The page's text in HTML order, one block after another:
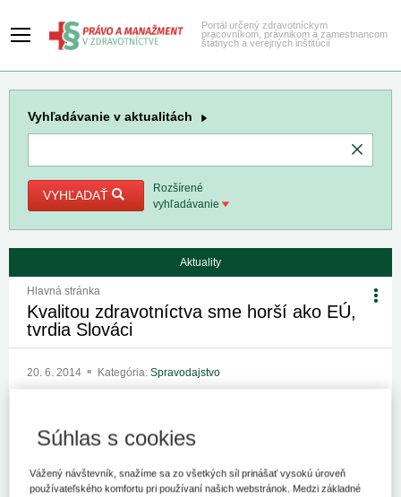
Portál určený zdravotníckym
pracovníkom, právnikom a zamestnancom
štátnych a verejných inštitúcií
Vyhľadávanie v aktualitách
VYHĽADAŤ
Rozšírené
vyhľadávanie
Aktuality
Hlavná stránka
Kvalitou zdravotníctva sme horší ako EÚ,
tvrdia Slováci
20. 6. 2014 Kategória: Spravodajstvo
iných krajinách Európskej únie.
Viac ako polovica opýtaných Slovákov si myslí, že naše
zdravotníctvo je v porovnaní s inými krajinami Európskej únie na
Súhlas s cookies
Vážený návštevník, snažíme sa zo všetkých síl prinášať vysokú úroveň
používateľského komfortu pri používaní našich webstránok. Medzi základné